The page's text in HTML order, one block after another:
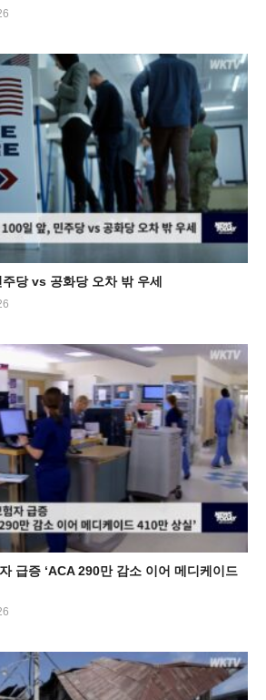
당 vs 공화당 오차 밖 우세
급증 ‘ACA 290만 감소 이어 메디케이드